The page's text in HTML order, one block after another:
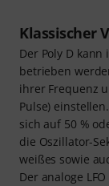
Klassischer
Der Poly D
betrieben
ihrer Frequenz
Pulse)
sich auf 50 %
die Oszillator-
weißes sowie
Der analoge